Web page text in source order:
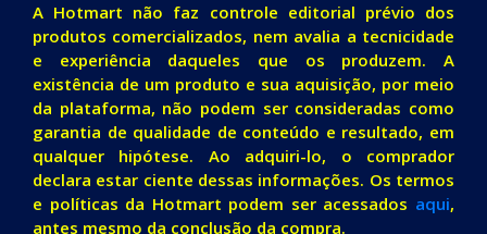
A Hotmart não faz controle editorial prévio dos
produtos comercializados, nem avalia a tecnicidade
e experiência daqueles que os produzem. A
existência de um produto e sua aquisição, por meio
da plataforma, não podem ser consideradas como
garantia de qualidade de conteúdo e resultado, em
qualquer hipótese. Ao adquiri-lo, o comprador
declara estar ciente dessas informações. Os termos
e políticas da Hotmart podem ser acessados aqui,
antes mesmo da conclusão da compra.